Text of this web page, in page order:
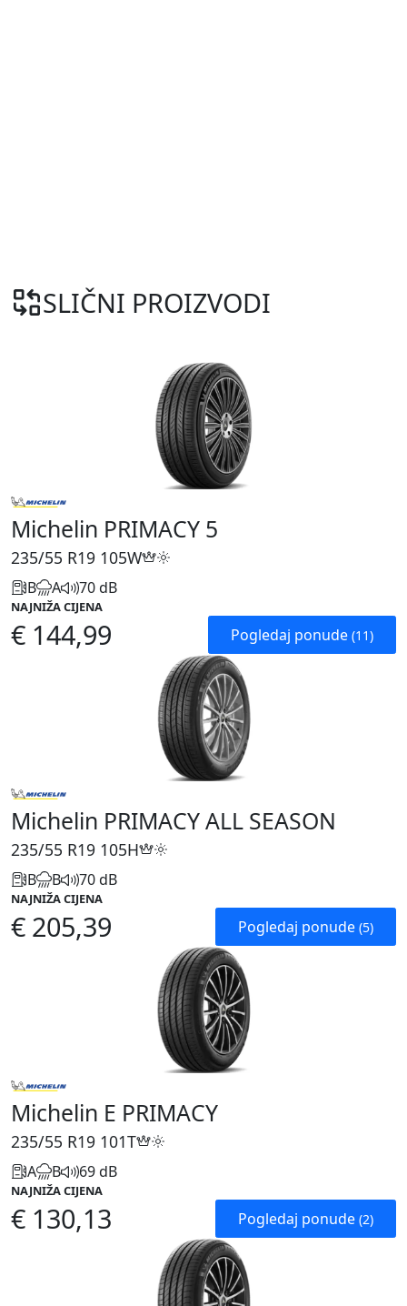
SLIČNI PROIZVODI
Michelin PRIMACY 5
235/55 R19 105W
B A 70 dB
NAJNIŽA CIJENA
€ 144,99 Pogledaj ponude (11)
Michelin PRIMACY ALL SEASON
235/55 R19 105H
B B 70 dB
NAJNIŽA CIJENA
€ 205,39 Pogledaj ponude (5)
Michelin E PRIMACY
235/55 R19 101T
A B 69 dB
NAJNIŽA CIJENA
€ 130,13 Pogledaj ponude (2)